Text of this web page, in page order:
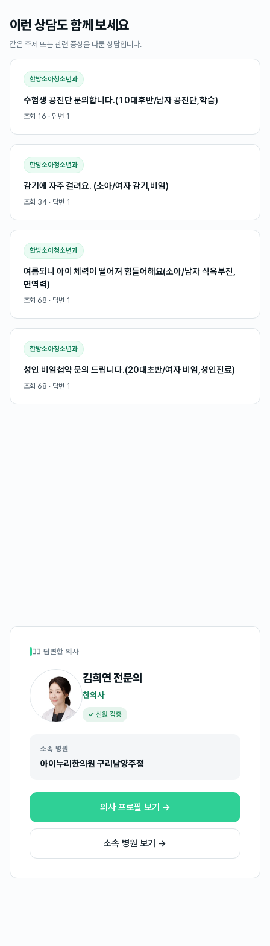
이런 상담도 함께 보세요
같은 주제 또는 관련 증상을 다룬 상담입니다.
한방소아청소년과
수험생 공진단 문의합니다.(10대후반/남자 공진단,학습)
조회 16 · 답변 1
한방소아청소년과
감기에 자주 걸려요. (소아/여자 감기,비염)
조회 34 · 답변 1
한방소아청소년과
여름되니 아이 체력이 떨어져 힘들어해요(소아/남자 식욕부진,
면역력)
조회 68 · 답변 1
한방소아청소년과
성인 비염첩약 문의 드립니다.(20대초반/여자 비염,성인진료)
조회 68 · 답변 1
👩‍⚕️ 답변한 의사
김희연전문의
한의사
✓ 신원 검증
소속 병원
아이누리한의원 구리남양주점
의사 프로필 보기 →
소속 병원 보기 →